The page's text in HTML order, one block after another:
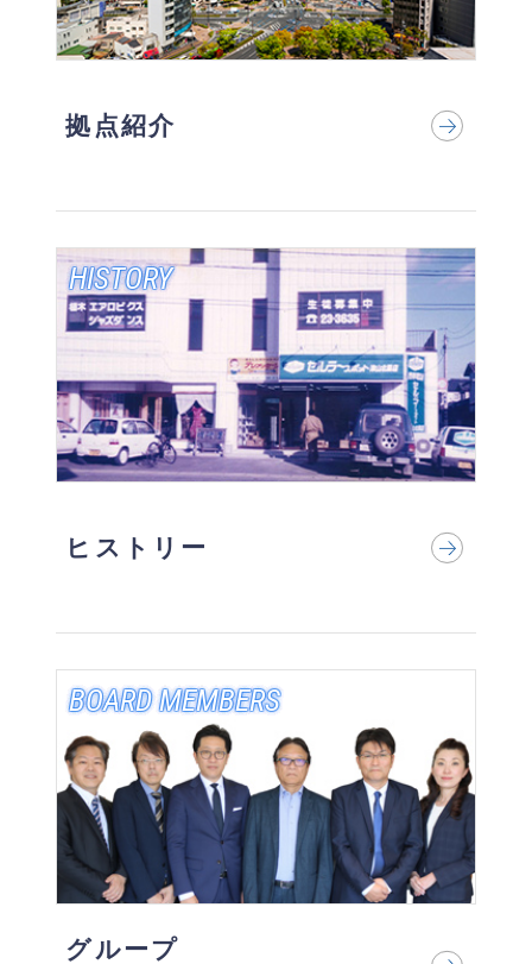
拠点紹介
HISTORY
ヒストリー
BOARD MEMBERS
グループ